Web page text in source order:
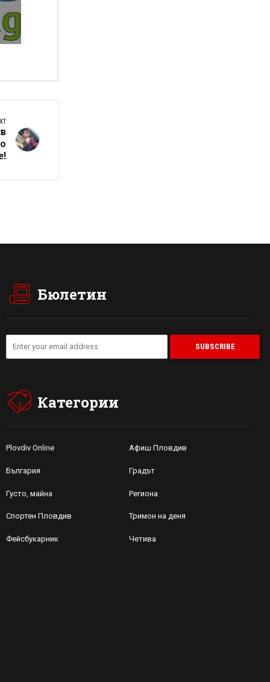
Бюлетин
Категории
Plovdiv Online Афиш Пловдив
България Градът
Густо, майна Региона
Спортен Пловдив Тримон на деня
Фейсбукарник Четива